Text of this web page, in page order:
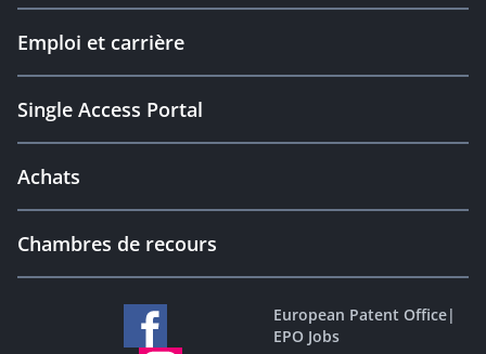
Emploi et carrière
Single Access Portal
Achats
Chambres de recours
European Patent Office|
EPO Jobs